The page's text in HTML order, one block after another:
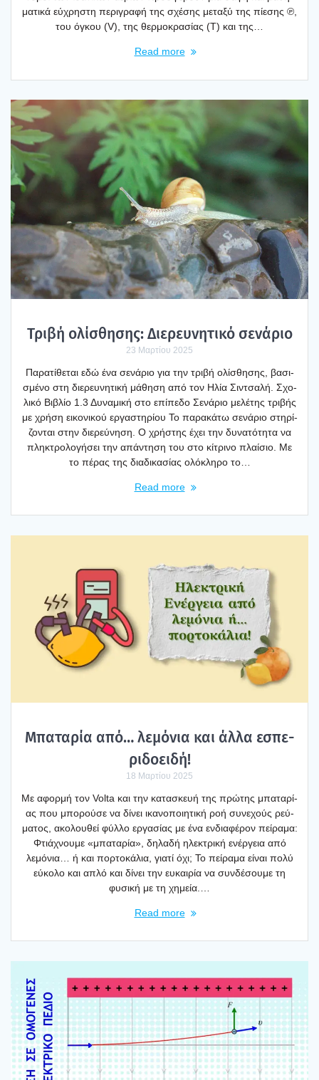
μα­τι­κά εύχρη­στη περι­γρα­φή της σχέ­σης μετα­ξύ της πίε­σης ℗,
του όγκου (V), της θερ­μο­κρα­σί­ας (T) και της…
Read more
Τρι­βή ολί­σθη­σης: Διε­ρευ­νη­τι­κό σενά­ριο
23 Μαρτίου 2025
Παρα­τί­θε­ται εδώ ένα σενά­ριο για την τρι­βή ολί­σθη­σης, βασι­
σμέ­νο στη διε­ρευ­νη­τι­κή μάθη­ση από τον Ηλία Σιν­τσα­λή. Σχο­
λι­κό Βιβλίο 1.3 Δυνα­μι­κή στο επί­πε­δο Σενά­ριο μελέ­της τρι­βής
με χρή­ση εικο­νι­κού εργα­στη­ρί­ου Το παρα­κά­τω σενά­ριο στη­ρί­
ζο­νται στην διε­ρεύ­νη­ση. Ο χρή­στης έχει την δυνα­τό­τη­τα να
πλη­κτρο­λο­γή­σει την απά­ντη­ση του στο κίτρι­νο πλαί­σιο. Με
το πέρας της δια­δι­κα­σί­ας ολό­κλη­ρο το…
Read more
Μπα­τα­ρία από… λεμό­νια και άλλα εσπε­
ρι­δοει­δή!
18 Μαρτίου 2025
Με αφορ­μή τον Volta και την κατα­σκευή της πρώ­της μπα­τα­ρί­
ας που μπο­ρού­σε να δίνει ικα­νο­ποι­η­τι­κή ροή συνε­χούς ρεύ­
μα­τος, ακο­λου­θεί φύλ­λο εργα­σί­ας με ένα ενδια­φέ­ρον πεί­ρα­μα:
Φτιά­χνου­με «μπα­τα­ρία», δηλα­δή ηλε­κτρι­κή ενέρ­γεια από
λεμό­νια… ή και πορ­το­κά­λια, για­τί όχι; Το πεί­ρα­μα είναι πολύ
εύκο­λο και απλό και δίνει την ευκαι­ρία να συν­δέ­σου­με τη
φυσι­κή με τη χημεία.…
Read more